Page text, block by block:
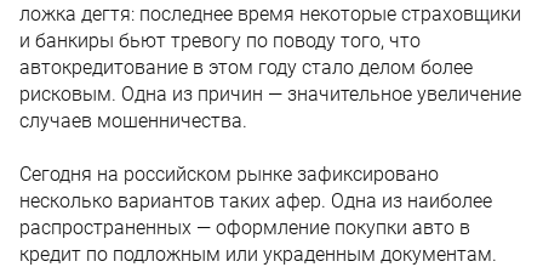
ложка дегтя: последнее время некоторые страховщики
и банкиры бьют тревогу по поводу того, что
автокредитование в этом году стало делом более
рисковым. Одна из причин — значительное увеличение
случаев мошенничества.
Сегодня на российском рынке зафиксировано
несколько вариантов таких афер. Одна из наиболее
распространенных — оформление покупки авто в
кредит по подложным или украденным документам.